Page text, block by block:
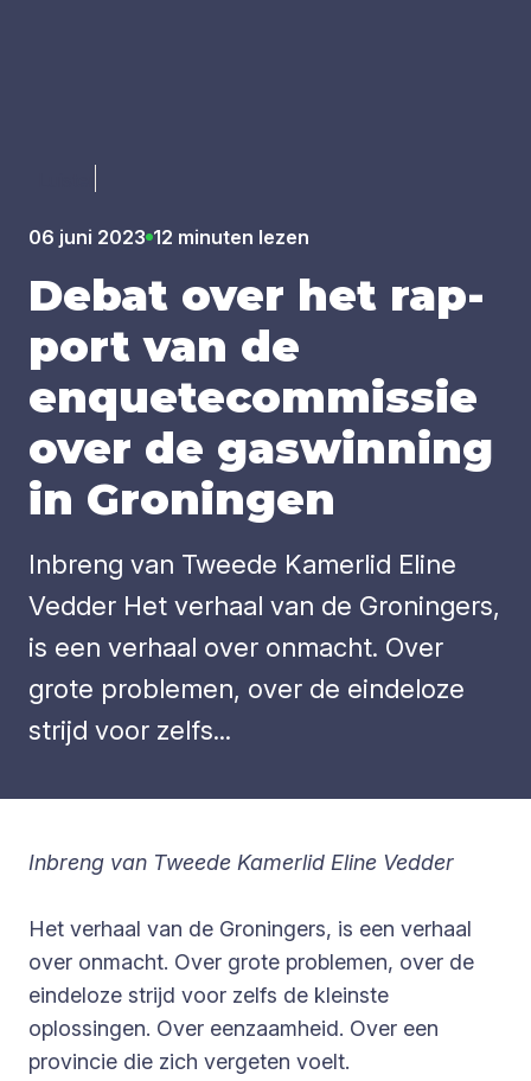
06 juni 2023 12 minuten lezen
Debat over het rap­
port van de
enquete­com­mis­sie
over de gas­win­ning
in Gro­nin­gen
Inbreng van Tweede Kamerlid Eline
Vedder Het verhaal van de Groningers,
is een verhaal over onmacht. Over
grote problemen, over de eindeloze
strijd voor zelfs...
Inbreng van Tweede Kamerlid Eline Vedder
Het verhaal van de Groningers, is een verhaal
over onmacht. Over grote problemen, over de
eindeloze strijd voor zelfs de kleinste
oplossingen. Over eenzaamheid. Over een
provincie die zich vergeten voelt.